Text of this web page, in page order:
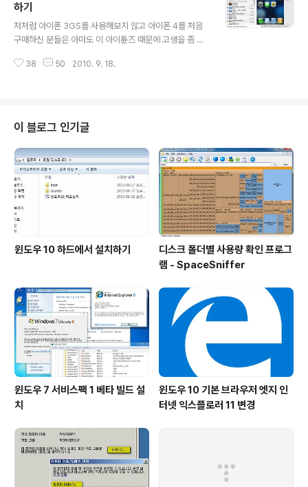
까 문자, 연락처, 통화내역, 사진 등등 말이죠. iOS를 업그
레이드 하거나 폰을 분실해서 리퍼로 교환받은 경우 이 백
업파일로 아이폰을 다시 복구시킬 수 있는데, 백업 폴더를
옮겨두면 좋은 점 2가지 정도를 생각해봤습니다. 첫째는
윈도우를 포맷하고 아이튠즈를 새로 설치한 경우 최초 동
하기
저처럼 아이폰 3GS를 사용해보지 않고 아이폰 4를 처음
구매하신 분들은 아마도 이 아이튠즈 때문에 고생을 좀 하
아이튠즈 동기화 문제는 매우 큰 골칫덩어리입니다. 왜냐
시 넣어주면 되겠지만 어플리케이션은 그렇지 않죠. 이걸
어느 세월에 일일이 다시 받아서 폴더별로 정리하겠습니
까... 게다가 공인인증서 같은것도 다 새로 인증받아야 하
고... 그래서 한가지 해결방법이 등장했는데요, 아이튠즈 메
뉴에서 "아이폰으로부터 구입 항목 전송" 기능을 사용하는
것입니다. 물론 이 기능을 사용하려면 각 앱스..
38 50 2010. 9. 18.
이 블로그 인기글
윈도우 10 하드에서 설치하기
디스크 폴더별 사용량 확인 프로그
램 - SpaceSniffer
윈도우 7 서비스팩 1 베타 빌드 설
치
윈도우 10 기본 브라우저 엣지 인
터넷 익스플로러 11 변경